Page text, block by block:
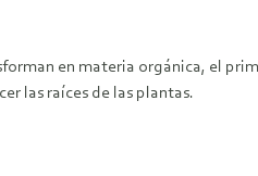
en materia orgánica, el
las raíces de las plantas.